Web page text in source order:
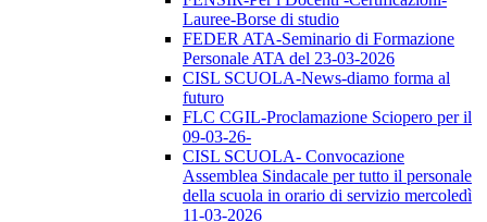
Lauree-Borse di studio
FEDER ATA-Seminario di Formazione
Personale ATA del 23-03-2026
CISL SCUOLA-News-diamo forma al
futuro
FLC CGIL-Proclamazione Sciopero per il
09-03-26-
CISL SCUOLA- Convocazione
Assemblea Sindacale per tutto il personale
della scuola in orario di servizio mercoledì
11-03-2026